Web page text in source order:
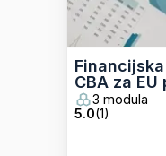
CBA za
3 modula
5.0(1)